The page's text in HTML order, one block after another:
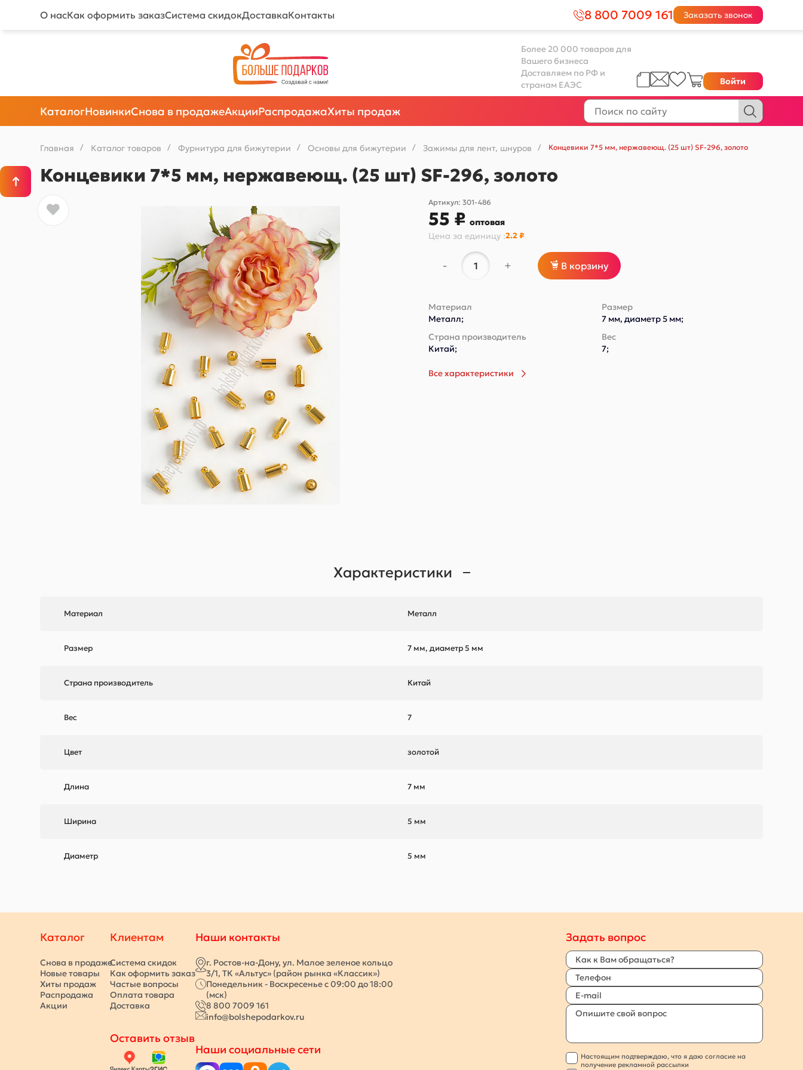
О насКак оформить заказСистема скидокДоставкаКонтакты 8 800 7009 161 Заказать звонок
Более 20 000 товаров для
Вашего бизнеса
Доставляем по РФ и
странам ЕАЭС
Войти
КаталогНовинкиСнова в продажеАкцииРаспродажаХиты продаж
Главная / Каталог товаров / Фурнитура для бижутерии / Основы для бижутерии / Зажимы для лент, шнуров / Концевики 7*5 мм, нержавеющ. (25 шт) SF-296, золото
Концевики 7*5 мм, нержавеющ. (25 шт) SF-296, золото
Артикул:301-486
55 ₽оптовая
Цена заединицу :2.2 ₽
- + В корзину
Материал
Металл;
Размер
7 мм, диаметр 5 мм;
Страна производитель
Китай;
Вес
7;
Все характеристики
Характеристики
Материал Металл
Размер 7 мм, диаметр 5 мм
Страна производитель Китай
Вес 7
Цвет золотой
Длина 7 мм
Ширина 5 мм
Диаметр 5 мм
Каталог
Снова в продаже
Новые товары
Хиты продаж
Распродажа
Акции
Клиентам
Система скидок
Как оформить заказ
Частые вопросы
Оплата товара
Доставка
Оставить отзыв
Наши контакты
г. Ростов-на-Дону, ул. Малое зеленое кольцо
3/1, ТК «Альтус» (район рынка «Классик»)
Понедельник - Воскресенье с 09:00 до 18:00
(мск)
8 800 7009 161
info@bolshepodarkov.ru
Наши социальные сети
Задать вопрос
Настоящим подтверждаю, что я даю согласие на
получение рекламной рассылки